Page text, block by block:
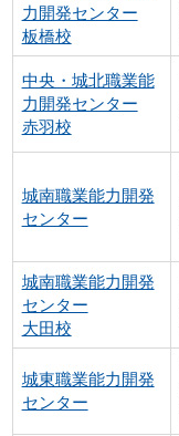
力開発センター
板橋校
中央・城北職業能
力開発センター
赤羽校
城南職業能力開発
センター
城南職業能力開発
センター
大田校
城東職業能力開発
センター